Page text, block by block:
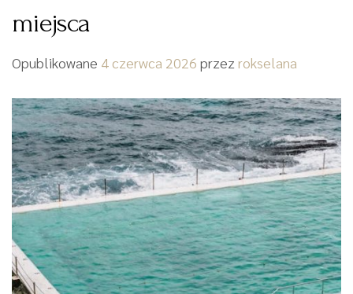
miejsca
Opublikowane 4 czerwca 2026 przez rokselana